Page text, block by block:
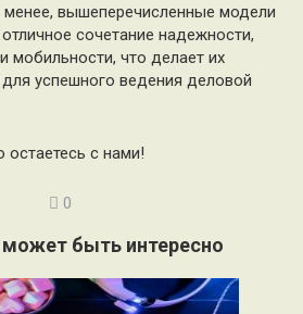
менее, вышеперечисленные модели
сочетание надежности,
мобильности, что делает их
успешного ведения деловой
остаетесь с нами!
0
быть интересно